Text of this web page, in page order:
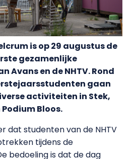
is op 29 augustus de
gezamenlijke
Avans en de NHTV. Rond
gaan
activiteiten in Stek,
Bloos.
dat studenten van de NHTV
tijdens de
bedoeling is dat de dag